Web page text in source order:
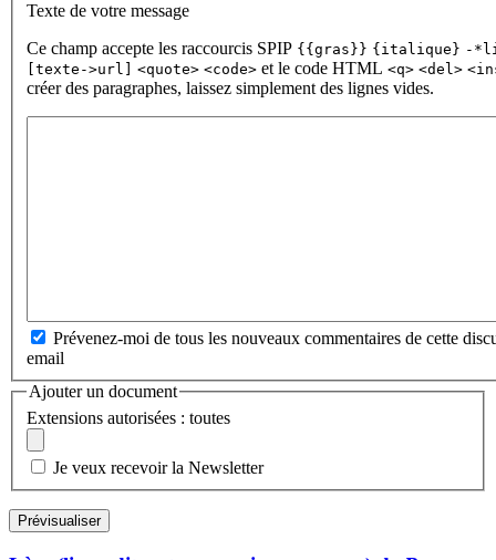
Texte de votre message
Ce champ accepte les raccourcis SPIP {{gras}} {italique} -
[texte->url]
<quote> <code> et le code HTML <q> <del>
créer des paragraphes, laissez simplement des lignes vides.
Prévenez-moi de tous les nouveaux commentaires de cette
email
Ajouter un document
Extensions autorisées : toutes
Je veux recevoir la Newsletter